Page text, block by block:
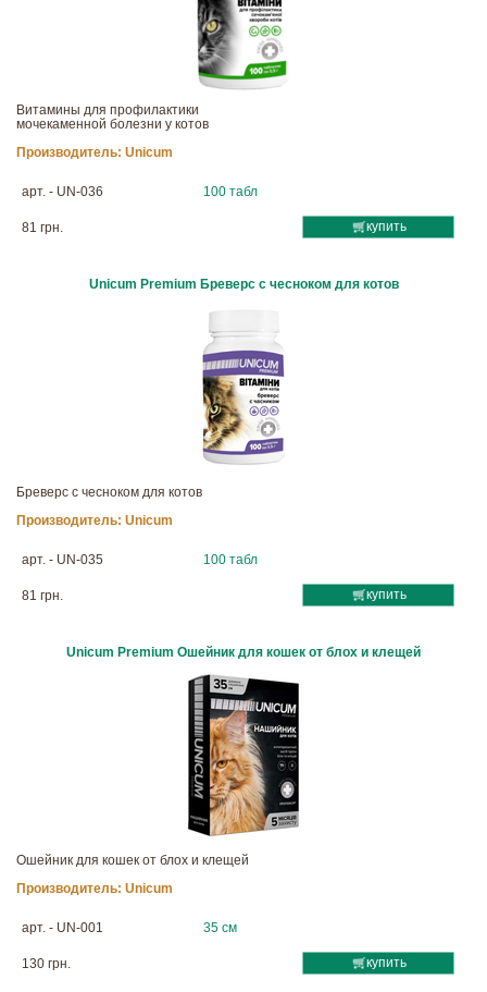
Витамины для профилактики
мочекаменной болезни у котов
Производитель: Unicum
арт. - UN-036 100 табл
81 грн. купить
Unicum Premium Бреверс с чесноком для котов
Бреверс с чесноком для котов
Производитель: Unicum
арт. - UN-035 100 табл
81 грн. купить
Unicum Premium Ошейник для кошек от блох и клещей
Ошейник для кошек от блох и клещей
Производитель: Unicum
арт. - UN-001 35 см
130 грн. купить